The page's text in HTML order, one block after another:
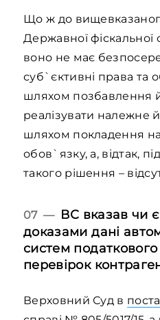
Що ж до
Державної фіскальної
воно не має
суб`єктивні права та
шляхом позбавлення
реалізувати належне
шляхом покладення
обов`язку, а, відтак,
такого рішення –
07 — ВС вказав чи
доказами дані
систем податкового
перевірок
Верховний Суд в